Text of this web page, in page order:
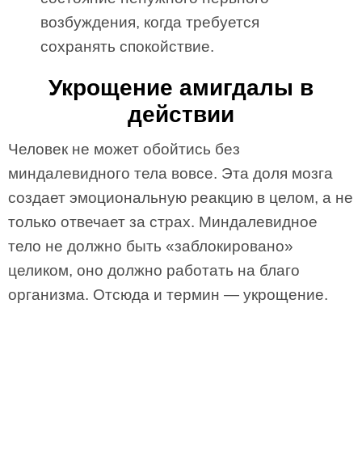
возбуждения, когда требуется
сохранять спокойствие.
Укрощение амигдалы в
действии
Человек не может обойтись без
миндалевидного тела вовсе. Эта доля мозга
создает эмоциональную реакцию в целом, а не
только отвечает за страх. Миндалевидное
тело не должно быть «заблокировано»
целиком, оно должно работать на благо
организма. Отсюда и термин — укрощение.